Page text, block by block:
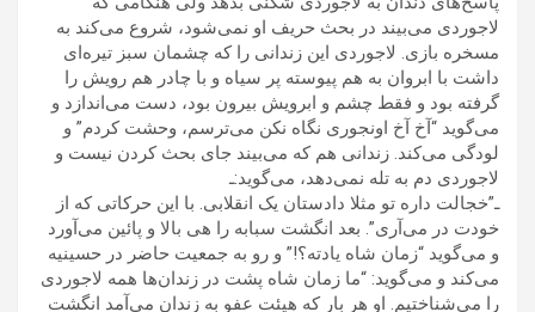
لاجوردی می‌بیند در بحث حریف او نمی‌شود، شروع می‌کند به
مسخره بازی. لاجوردی این زندانی را که چشمان سبز تیره‌ای
داشت با ابروان به هم پیوسته پر سیاه و با چادر هم رویش را
گرفته بود و فقط چشم و ابرویش بیرون بود، دست می‌اندازد و
می‌گوید “آخ آخ اونجوری نگاه نکن می‌ترسم، وحشت کردم” و
لودگی می‌کند. زندانی هم که می‌بیند جای بحث کردن نیست و
لاجوردی دم به تله نمی‌دهد، می‌گوید:ـ
ـ”خجالت داره تو مثلا دادستان یک انقلابی. با این حرکاتی که از
خودت در می‌آری”. بعد انگشت سبابه را هی بالا و پائین می‌آورد
و می‌گوید “زمان شاه یادته؟!” و رو به جمعیت حاضر در حسینیه
می‌کند و می‌گوید: “ما زمان شاه پشت در زندان‌ها همه لاجوردی
را می‌شناختیم. او هر بار که هیئت عفو به زندان می‌آمد انگشت